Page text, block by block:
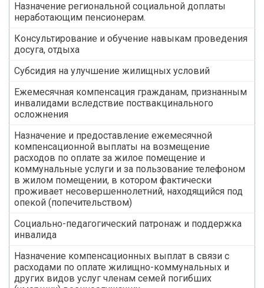
Назначение региональной социальной доплаты
неработающим пенсионерам.
Консультирование и обучение навыкам проведения
досуга, отдыха
Субсидия на улучшение жилищных условий
Ежемесячная компенсация гражданам, признанным
инвалидами вследствие поствакцинального
осложнения
Назначение и предоставление ежемесячной
компенсационной выплаты на возмещение
расходов по оплате за жилое помещение и
коммунальные услуги и за пользование телефоном
в жилом помещении, в котором фактически
проживает несовершеннолетний, находящийся под
опекой (попечительством)
Социально-педагогический патронаж и поддержка
инвалида
Назначение компенсационных выплат в связи с
расходами по оплате жилищно-коммунальных и
других видов услуг членам семей погибших